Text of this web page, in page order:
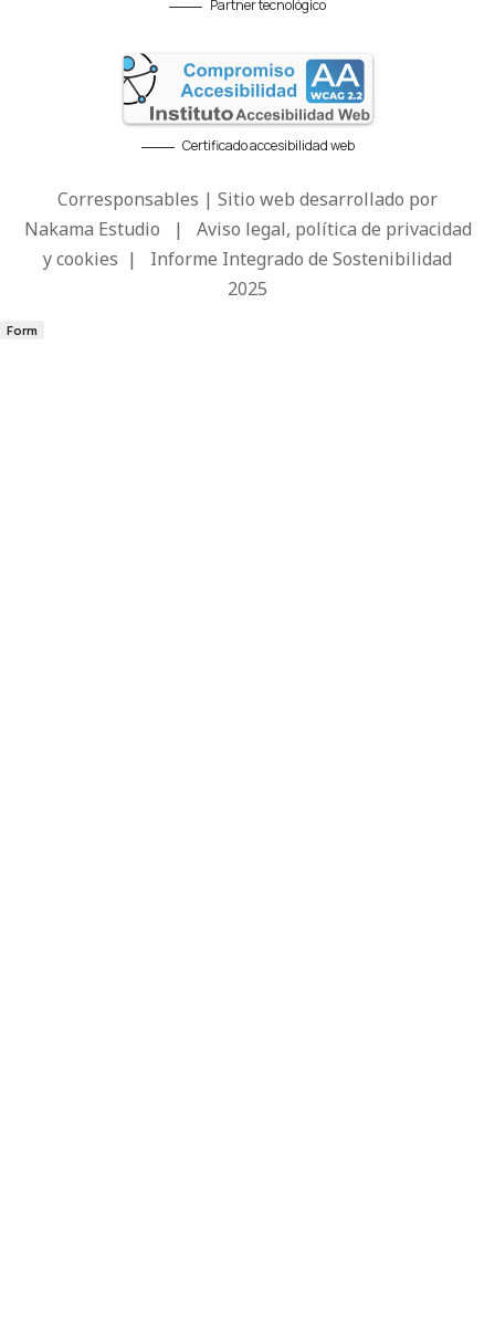
Partner tecnológico
Certificado accesibilidad web
Corresponsables | Sitio web desarrollado por
Nakama Estudio | Aviso legal, política de privacidad
y cookies | Informe Integrado de Sostenibilidad
2025
Form